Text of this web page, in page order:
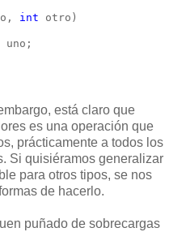
int otro)
uno;
está claro que
es una operación que
prácticamente a todos los
Si quisiéramos generalizar
para otros tipos, se nos
de hacerlo.
puñado de sobrecargas